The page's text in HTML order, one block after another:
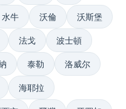
水牛 沃倫 沃斯堡
法戈 波士頓
泰勒 洛威尔
海耶拉